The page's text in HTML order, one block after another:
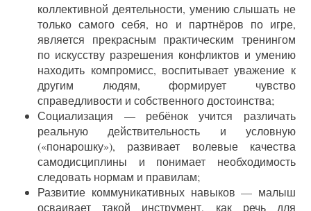
коллективной деятельности, умению слышать не
только самого себя, но и партнёров по игре,
является прекрасным практическим тренингом
по искусству разрешения конфликтов и умению
находить компромисс, воспитывает уважение к
другим людям, формирует чувство
справедливости и собственного достоинства;
Социализация — ребёнок учится различать
реальную действительность и условную
(«понарошку»), развивает волевые качества
самодисциплины и понимает необходимость
следовать нормам и правилам;
Развитие коммуникативных навыков — малыш
осваивает такой инструмент, как речь для